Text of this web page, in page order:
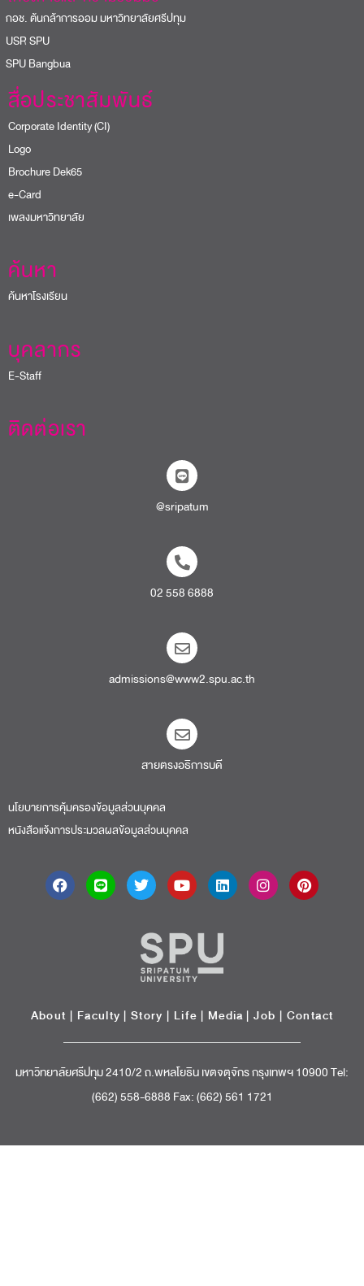
ช. ต้นกล้าการออม มหาวิทยาลัยศรีปทุม
SPU
Bangbua
สื่อประชาสัมพันธ์
Corporate Identity (CI)
Logo
Brochure Dek65
e-Card
เพลงมหาวิทยาลัย
ค้นหา
ค้นหาโรงเรียน
บุคลากร
E-Staff
ติดต่อเรา
@sripatum
02 558 6888
admissions@www2.spu.ac.th
สายตรงอธิการบดี​
นโยบายการคุ้มครองข้อมูลส่วนบุคคล
หนังสือแจ้งการประมวลผลข้อมูลส่วนบุคคล
About | Faculty | Story | Life | Media |Job | Contact
มหาวิทยาลัยศรีปทุม 2410/2 ถ.พหลโยธิน เขตจตุจักร กรุงเทพฯ 10900 Tel:
(662) 558-6888 Fax: (662) 561 1721